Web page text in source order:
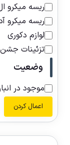
ریسه میکرو
ریسه میکرو
لوازم دکوری
تزئینات جشن
وضعیت
موجود در
اعمال کردن